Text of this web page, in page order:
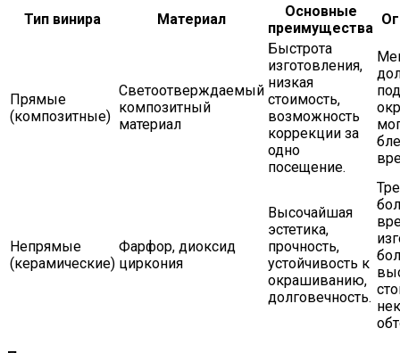
Тип винира Материал
Основные
преимущества
Прямые
(композитные)
Светоотверждаемый
композитный
материал
Быстрота
изготовления,
низкая
стоимость,
возможность
коррекции за
одно
посещение.
Непрямые
(керамические)
Фарфор, диоксид
циркония
Высочайшая
эстетика,
прочность,
устойчивость к
окрашиванию,
долговечность.